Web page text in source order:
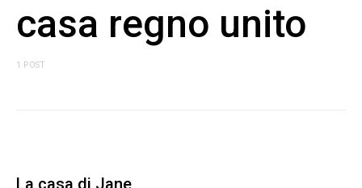
casa regno unito
1 POST
La casa di Jane